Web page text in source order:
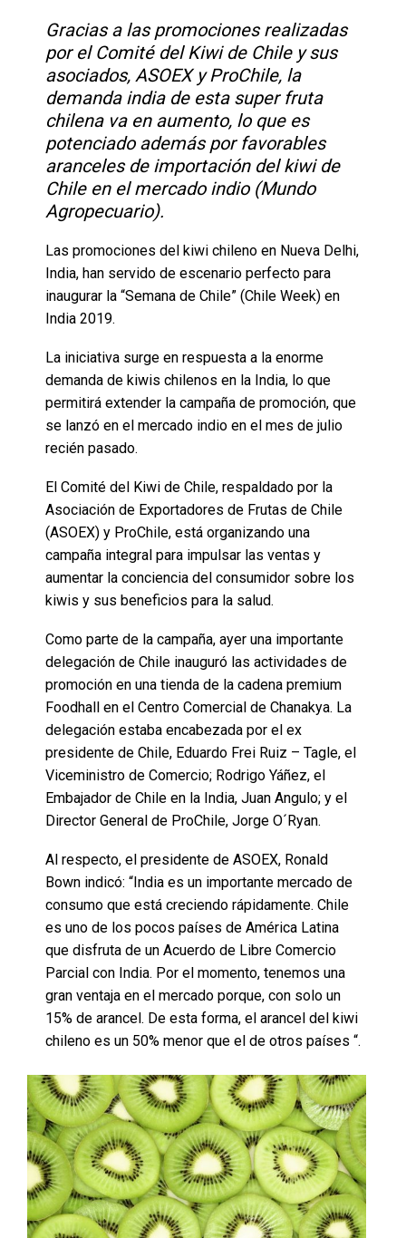
Gracias a las promociones realizadas
por el Comité del Kiwi de Chile y sus
asociados, ASOEX y ProChile, la
demanda india de esta super fruta
chilena va en aumento, lo que es
potenciado además por favorables
aranceles de importación del kiwi de
Chile en el mercado indio (Mundo
Agropecuario).
Las promociones del kiwi chileno en Nueva Delhi,
India, han servido de escenario perfecto para
inaugurar la “Semana de Chile” (Chile Week) en
India 2019.
La iniciativa surge en respuesta a la enorme
demanda de kiwis chilenos en la India, lo que
permitirá extender la campaña de promoción, que
se lanzó en el mercado indio en el mes de julio
recién pasado.
El Comité del Kiwi de Chile, respaldado por la
Asociación de Exportadores de Frutas de Chile
(ASOEX) y ProChile, está organizando una
campaña integral para impulsar las ventas y
aumentar la conciencia del consumidor sobre los
kiwis y sus beneficios para la salud.
Como parte de la campaña, ayer una importante
delegación de Chile inauguró las actividades de
promoción en una tienda de la cadena premium
Foodhall en el Centro Comercial de Chanakya. La
delegación estaba encabezada por el ex
presidente de Chile, Eduardo Frei Ruiz – Tagle, el
Viceministro de Comercio; Rodrigo Yáñez, el
Embajador de Chile en la India, Juan Angulo; y el
Director General de ProChile, Jorge O´Ryan.
Al respecto, el presidente de ASOEX, Ronald
Bown indicó: “India es un importante mercado de
consumo que está creciendo rápidamente. Chile
es uno de los pocos países de América Latina
que disfruta de un Acuerdo de Libre Comercio
Parcial con India. Por el momento, tenemos una
gran ventaja en el mercado porque, con solo un
15% de arancel. De esta forma, el arancel del kiwi
chileno es un 50% menor que el de otros países “.